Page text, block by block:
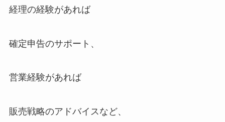
経理の経験があれば
確定申告のサポート、
営業経験があれば
販売戦略のアドバイスなど、